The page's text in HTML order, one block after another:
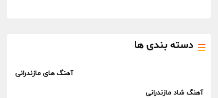
دسته بندی ها
آهنگ های مازندرانی
آهنگ شاد مازندرانی